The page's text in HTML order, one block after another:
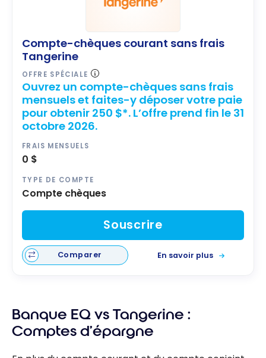
Compte-chèques courant sans frais
Tangerine
OFFRE SPÉCIALE
Ouvrez un compte-chèques sans frais
mensuels et faites-y déposer votre paie
pour obtenir 250 $*. L’offre prend fin le 31
octobre 2026.
FRAIS MENSUELS
0 $
TYPE DE COMPTE
Compte chèques
Souscrire
Comparer En savoir plus
Banque EQ vs Tangerine :
Comptes d’épargne